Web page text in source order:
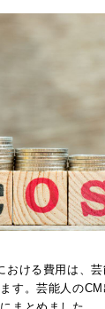
おける費用は、
す。芸能人の